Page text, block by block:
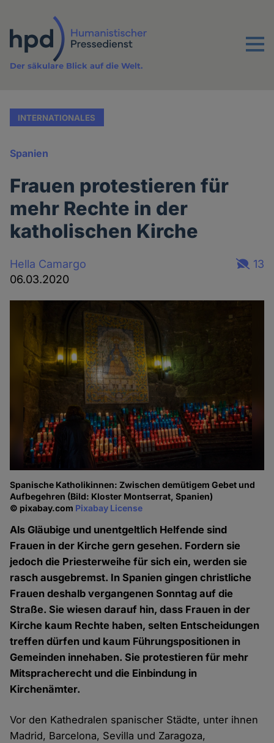
Inhalt
Menu
Der säkulare Blick auf die Welt.
INTERNATIONALES
Spanien
Frauen protestieren für
mehr Rechte in der
katholischen Kirche
Hella Camargo
06.03.2020
13
Spanische Katholikinnen: Zwischen demütigem Gebet und
Aufbegehren (Bild: Kloster Montserrat, Spanien)
© pixabay.com Pixabay License
Als Gläubige und unentgeltlich Helfende sind
Frauen in der Kirche gern gesehen. Fordern sie
jedoch die Priesterweihe für sich ein, werden sie
rasch ausgebremst. In Spanien gingen christliche
Frauen deshalb vergangenen Sonntag auf die
Straße. Sie wiesen darauf hin, dass Frauen in der
Kirche kaum Rechte haben, selten Entscheidungen
treffen dürfen und kaum Führungspositionen in
Gemeinden innehaben. Sie protestieren für mehr
Mitspracherecht und die Einbindung in
Kirchenämter.
Vor den Kathedralen spanischer Städte, unter ihnen
Madrid, Barcelona, Sevilla und Zaragoza,